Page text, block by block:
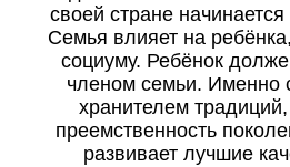
своей стране
Семья влияет на
социуму. Ребёнок
членом семьи. Именно
хранителем
преемственность
развивает лучшие